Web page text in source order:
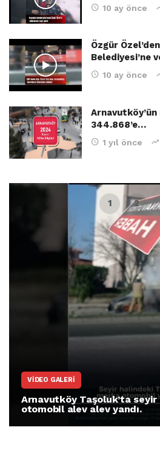
10 ay önce
Özgür
Belediyesi’ne
10 ay önce
Arnavutköy’ün
344.868’e…
1 yıl önce
VIDEO GALERI
Arnavutköy Taşoluk’ta
otomobil alev alev yandı.